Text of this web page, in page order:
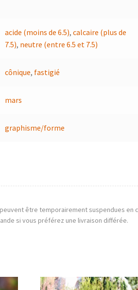
acide (moins de 6.5),calcaire (plus de
7.5), neutre (entre 6.5 et 7.5)
cônique, fastigié
mars
graphisme/forme
être temporairement suspendues en
si vous préférez une livraison différée.